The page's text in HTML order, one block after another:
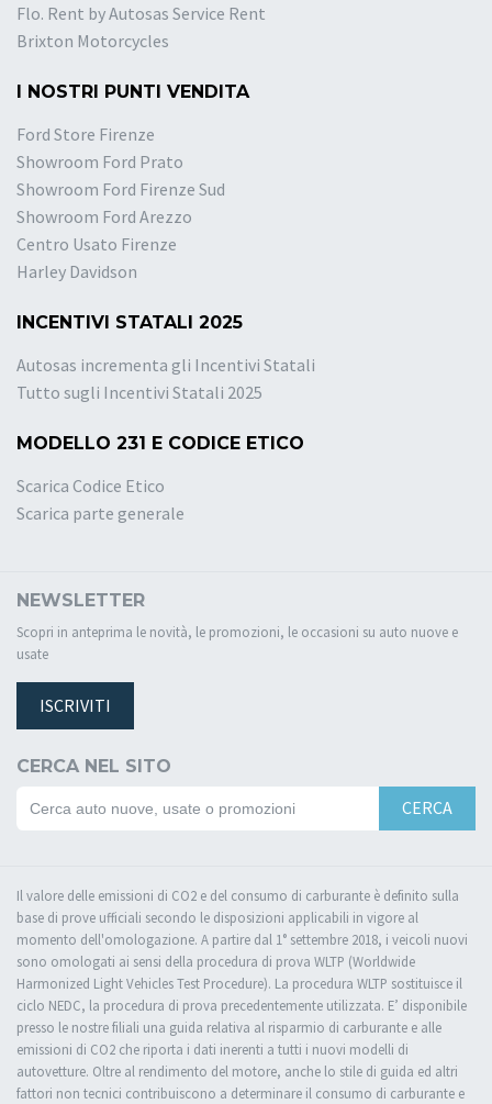
Flo. Rent by Autosas Service Rent
Brixton Motorcycles
I NOSTRI PUNTI VENDITA
Ford Store Firenze
Showroom Ford Prato
Showroom Ford Firenze Sud
Showroom Ford Arezzo
Centro Usato Firenze
Harley Davidson
INCENTIVI STATALI 2025
Autosas incrementa gli Incentivi Statali
Tutto sugli Incentivi Statali 2025
MODELLO 231 E CODICE ETICO
Scarica Codice Etico
Scarica parte generale
NEWSLETTER
Scopri in anteprima le novità, le promozioni, le occasioni su auto nuove e
usate
ISCRIVITI
CERCA NEL SITO
CERCA
Il valore delle emissioni di CO2 e del consumo di carburante è definito sulla
base di prove ufficiali secondo le disposizioni applicabili in vigore al
momento dell'omologazione. A partire dal 1° settembre 2018, i veicoli nuovi
sono omologati ai sensi della procedura di prova WLTP (Worldwide
Harmonized Light Vehicles Test Procedure). La procedura WLTP sostituisce il
ciclo NEDC, la procedura di prova precedentemente utilizzata. E’ disponibile
presso le nostre filiali una guida relativa al risparmio di carburante e alle
emissioni di CO2 che riporta i dati inerenti a tutti i nuovi modelli di
autovetture. Oltre al rendimento del motore, anche lo stile di guida ed altri
fattori non tecnici contribuiscono a determinare il consumo di carburante e